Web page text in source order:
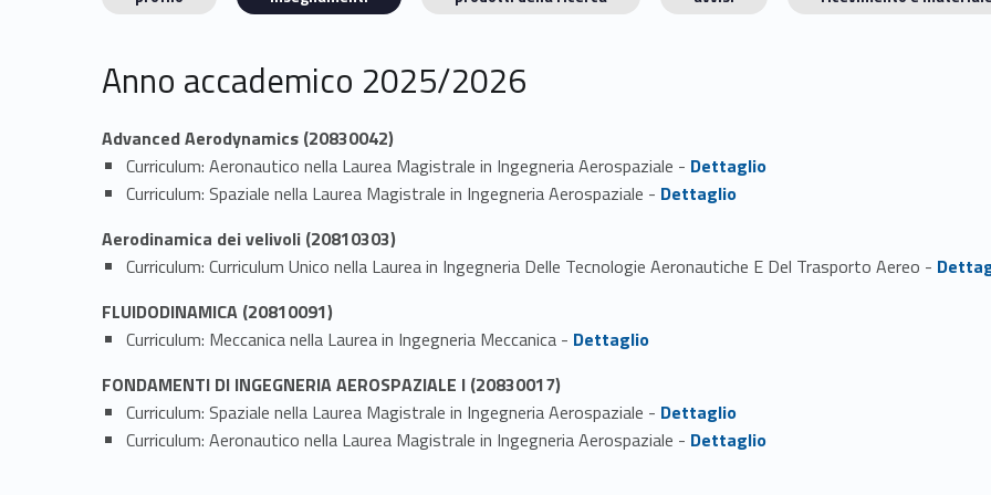
Anno accademico 2025/2026
Advanced Aerodynamics (20830042)
Curriculum: Aeronautico nella Laurea Magistrale in Ingegneria Aerospaziale - Link identifier #identifier_person_134191-1
Dettaglio
Curriculum: Spaziale nella Laurea Magistrale in Ingegneria Aerospaziale - Link identifier #identifier_person_104488-2
Dettaglio
Aerodinamica dei velivoli (20810303)
Curriculum: Curriculum Unico nella Laurea in Ingegneria Delle Tecnologie Aeronautiche E Del Trasporto Aereo - Link identifier #identifier_person_180048-1
FLUIDODINAMICA (20810091)
Curriculum: Meccanica nella Laurea in Ingegneria Meccanica - Link identifier #identifier_person_62365-1
Dettaglio
FONDAMENTI DI INGEGNERIA AEROSPAZIALE I (20830017)
Curriculum: Spaziale nella Laurea Magistrale in Ingegneria Aerospaziale - Link identifier #identifier_person_121626-1
Dettaglio
Curriculum: Aeronautico nella Laurea Magistrale in Ingegneria Aerospaziale - Link identifier #identifier_person_46835-2
Dettaglio